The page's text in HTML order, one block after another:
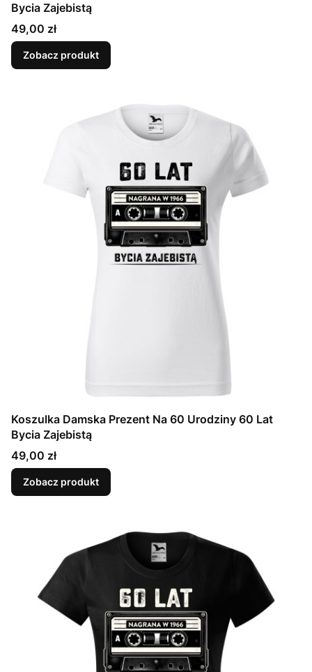
Bycia Zajebistą
Cena
49,00 zł
Zobacz produkt
Koszulka Damska Prezent Na 60 Urodziny 60 Lat
Bycia Zajebistą
Cena
49,00 zł
Zobacz produkt